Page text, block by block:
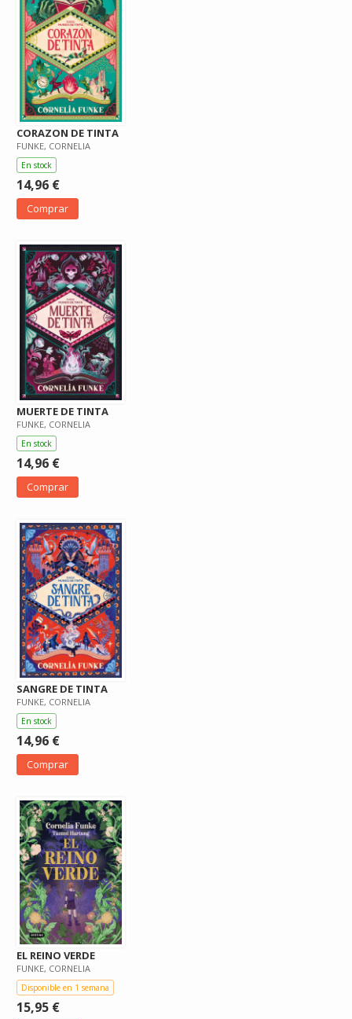
CORAZON DE TINTA
FUNKE, CORNELIA
En stock
14,96 €
Comprar
MUERTE DE TINTA
FUNKE, CORNELIA
En stock
14,96 €
Comprar
SANGRE DE TINTA
FUNKE, CORNELIA
En stock
14,96 €
Comprar
EL REINO VERDE
FUNKE, CORNELIA
Disponible en 1 semana
15,95 €